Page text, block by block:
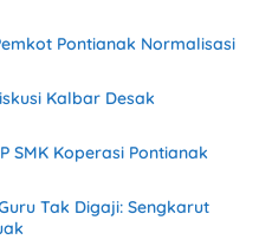
Pontianak Normalisasi
Kalbar Desak
SMK Koperasi Pontianak
Tak Digaji: Sengkarut